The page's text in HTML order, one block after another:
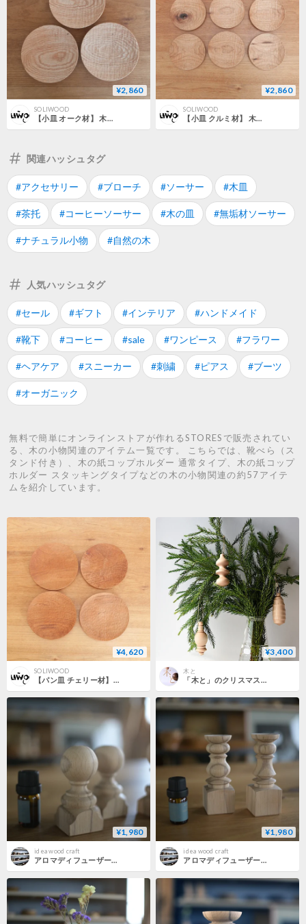
¥2,860
SOLIWOOD
¥2,860
SOLIWOOD
【小皿 クルミ材】 木目選択可
関連ハッシュタグ
#アクセサリー #ブローチ #ソーサー #木皿
#茶托 #コーヒーソーサー #木の皿 #無垢材ソーサー
#ナチュラル小物 #自然の木
人気ハッシュタグ
#セール #ギフト #インテリア #ハンドメイド
#靴下 #コーヒー #sale #ワンピース #フラワー
#ヘアケア #スニーカー #刺繍 #ピアス #ブーツ
#オーガニック
無料で簡単にオンラインストアが作れるSTORESで販売されてい
る、木の小物関連のアイテム一覧です。 こちらでは、靴べら（ス
タンド付き）、木の紙コップホルダー 通常タイプ、木の紙コップ
ホルダー スタッキングタイプなどの木の小物関連の約57アイテ
ムを紹介しています。
¥4,620
SOLIWOOD
【パン皿 チェリー材】 木目選択可
¥3,400
木と
「木と」のクリスマスオーナメント 2024 ( オーナメント3個+保管箱 ) ※期間限定販売
¥1,980
idea wood craft
アロマディフューザー 丸頭 【樹種】白樫
¥1,980
idea wood craft
アロマディフューザー 角台 【樹種】 白樫 【サイズ】 高さ約100ミリ 35ミリ角